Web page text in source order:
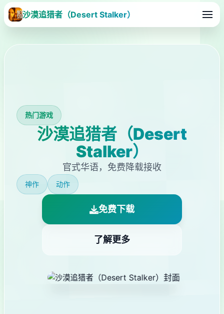
沙漠追猎者（Desert Stalker）
热门游戏
沙漠追猎者（Desert
Stalker）
官式华语，免费降载接收
神作 动作
免费下载
了解更多